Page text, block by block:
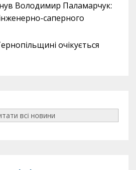
Володимир Паламарчук:
саперного
очікується
всі новини